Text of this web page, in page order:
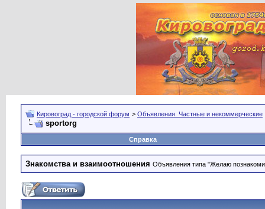
Кировоград - городской форум > Объявления. Частные и некоммерческие
sportorg
Справка
Знакомства и взаимоотношения Объявления типа "Желаю